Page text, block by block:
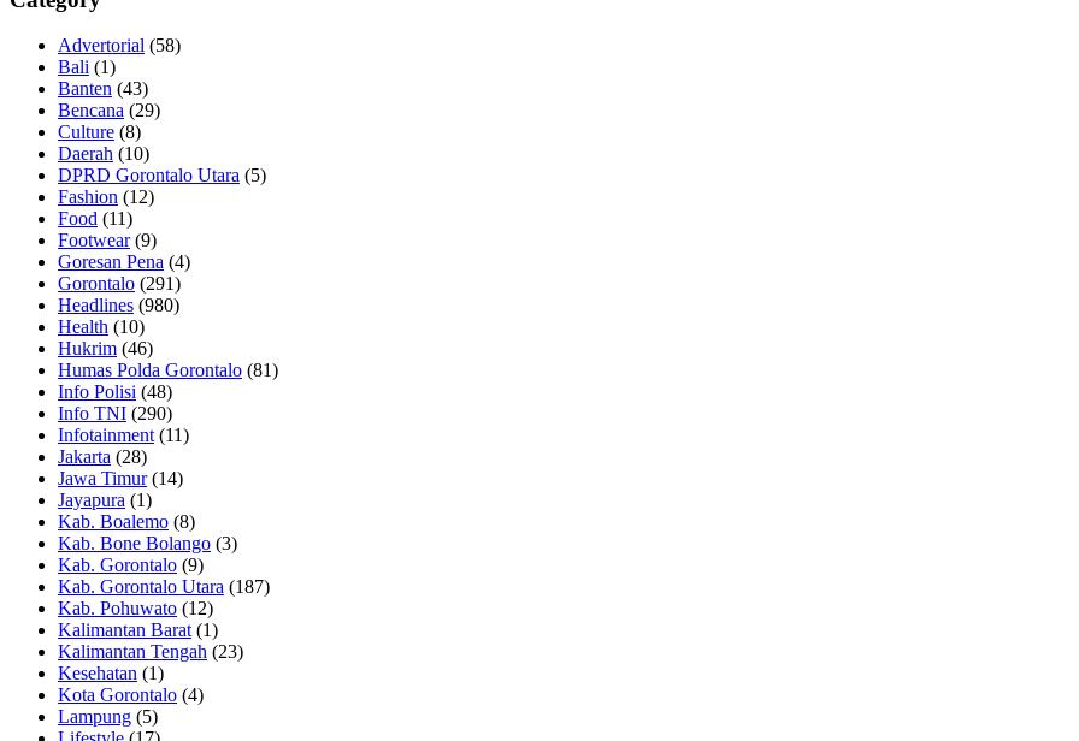
Advertorial (58)
Bali (1)
Banten (43)
Bencana (29)
Culture (8)
Daerah (10)
DPRD Gorontalo Utara (5)
Fashion (12)
Food (11)
Footwear(9)
Goresan Pena (4)
Gorontalo (291)
Headlines (980)
Health (10)
Hukrim (46)
Humas Polda Gorontalo (81)
Info Polisi (48)
Info TNI (290)
Infotainment (11)
Jakarta (28)
Jawa Timur(14)
Jayapura (1)
Kab. Boalemo (8)
Kab. Bone Bolango (3)
Kab. Gorontalo (9)
Kab. Gorontalo Utara (187)
Kab. Pohuwato (12)
Kalimantan Barat (1)
Kalimantan Tengah (23)
Kesehatan (1)
Kota Gorontalo (4)
Lampung (5)